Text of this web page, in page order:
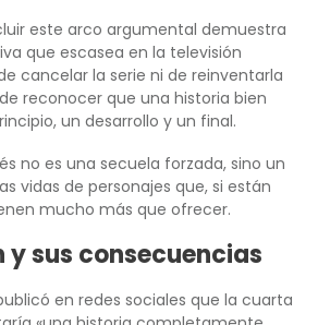
este arco argumental demuestra
que escasea en la televisión
cancelar la serie ni de reinventarla
reconocer que una historia bien
un desarrollo y un final.
no es una secuela forzada, sino un
vidas de personajes que, si están
mucho más que ofrecer.
y sus consecuencias
en redes sociales que la cuarta